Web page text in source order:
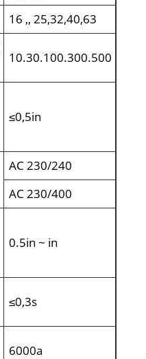
16 ,, 25,32,40,63
10.30.100.300.500
≤0,5in
AC 230/240
AC 230/400
0.5in ~ in
≤0,3s
6000a